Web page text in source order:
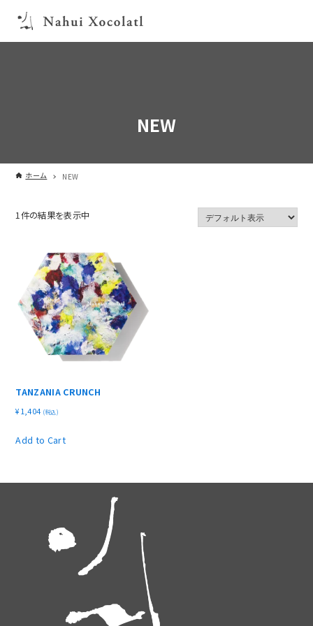
NEW
ホーム NEW
1件の結果を表示中
TANZANIA CRUNCH
¥ 1,404 (税込)
Add to Cart